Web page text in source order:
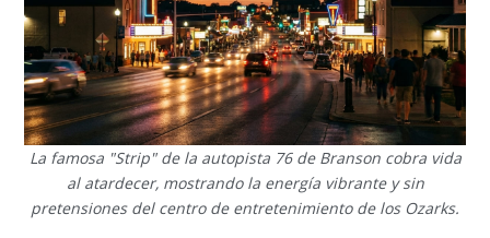
La famosa "Strip" de la autopista 76 de Branson cobra vida
al atardecer, mostrando la energía vibrante y sin
pretensiones del centro de entretenimiento de los Ozarks.